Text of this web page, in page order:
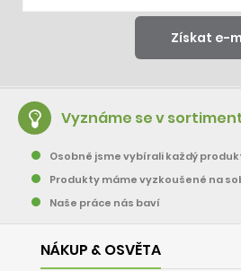
Vyznáme se v
Osobně jsme vybírali každý
Produkty máme vyzkoušené na
Naše práce nás baví
NÁKUP & OSVĚTA